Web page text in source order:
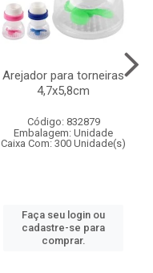
Arejador para torneiras
4,7x5,8cm
Código: 832879
Embalagem: Unidade
Caixa Com: 300 Unidade(s)
Faça seu login ou
cadastre-se para
comprar.